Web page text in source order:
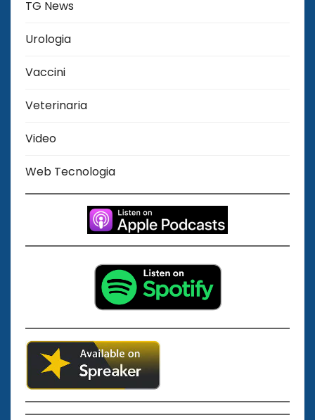
TG News
Urologia
Vaccini
Veterinaria
Video
Web Tecnologia